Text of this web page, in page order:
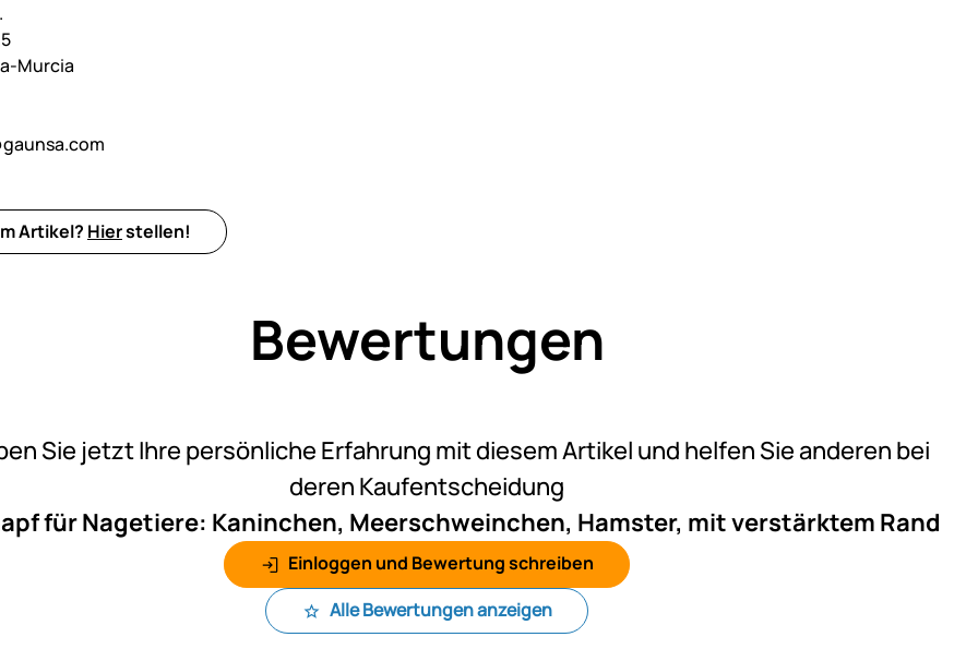
Murcia
Artikel? Hierstellen!
Bewertungen
Sie jetzt Ihre persönliche Erfahrung mit diesem Artikel und helfen Sie anderen bei
deren Kaufentscheidung
für Nagetiere: Kaninchen, Meerschweinchen, Hamster, mit verstärktem Rand
Einloggen und Bewertung schreiben
Alle Bewertungen anzeigen